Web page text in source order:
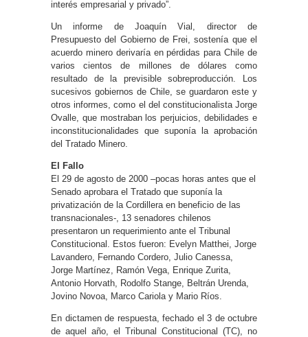
interés empresarial y privado”.
Un informe de Joaquín Vial, director de
Presupuesto del Gobierno de Frei, sostenía que el
acuerdo minero derivaría en pérdidas para Chile de
varios cientos de millones de dólares como
resultado de la previsible sobreproducción. Los
sucesivos gobiernos de Chile, se guardaron este y
otros informes, como el del constitucionalista Jorge
Ovalle, que mostraban los perjuicios, debilidades e
inconstitucionalidades que suponía la aprobación
del Tratado Minero.
El Fallo
El 29 de agosto de 2000 –pocas horas antes que el
Senado aprobara el Tratado que suponía la
privatización de la Cordillera en beneficio de las
transnacionales-, 13 senadores chilenos
presentaron un requerimiento ante el Tribunal
Constitucional. Estos fueron: Evelyn Matthei, Jorge
Lavandero, Fernando Cordero, Julio Canessa,
Jorge Martínez, Ramón Vega, Enrique Zurita,
Antonio Horvath, Rodolfo Stange, Beltrán Urenda,
Jovino Novoa, Marco Cariola y Mario Ríos.
En dictamen de respuesta, fechado el 3 de octubre
de aquel año, el Tribunal Constitucional (TC), no